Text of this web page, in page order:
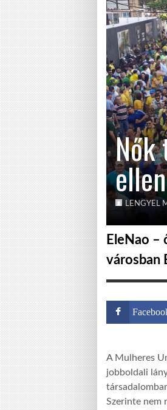
Nők
LENGYEL
EleNao –
városban
A Mulheres
jobboldali
Szerinte nem